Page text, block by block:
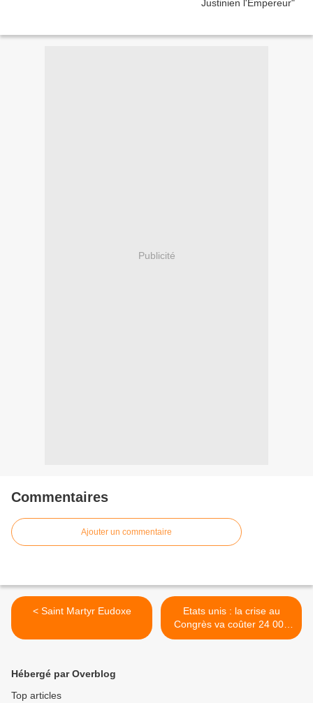
Publicité
Commentaires
Ajouter un commentaire
< Saint Martyr Eudoxe
Etats unis : la crise au
Congrès va coûter 24 000
000 000 $ >
Hébergé par Overblog
Top articles